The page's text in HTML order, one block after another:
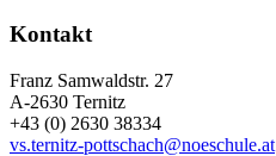
Kontakt
Franz Samwaldstr. 27
A-2630 Ternitz
+43 (0) 2630 38334
vs.ternitz-pottschach@noeschule.at